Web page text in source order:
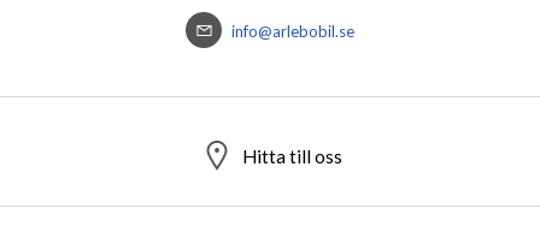
info@arlebobil.se
Hitta till oss